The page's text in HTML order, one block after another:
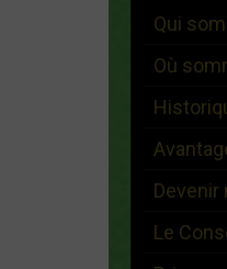
Qui
Où
Devenir
Le